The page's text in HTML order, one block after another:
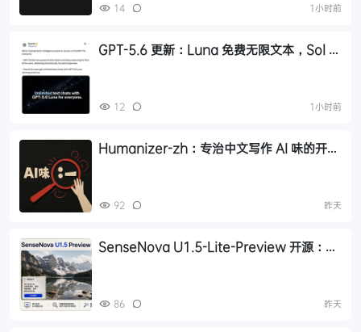
14 1小时前
GPT-5.6 更新：Luna 免费无限文本，Sol 统
12 1小时前
Humanizer-zh：专治中文写作 AI 味的开源
92 昨天
SenseNova U1.5-Lite-Preview 开源：
86 昨天